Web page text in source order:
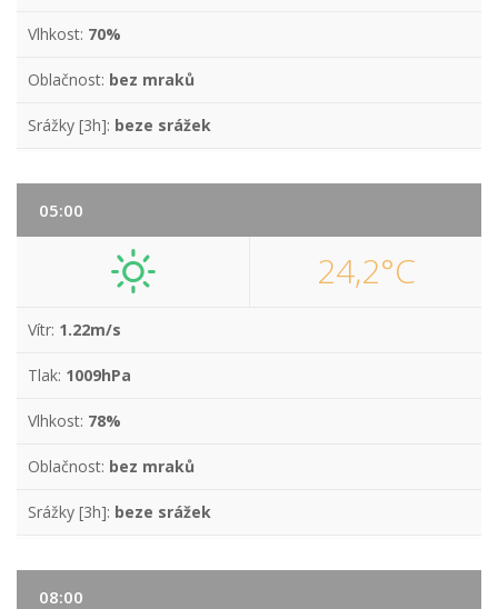
Vlhkost: 70%
Oblačnost: bez mraků
Srážky [3h]: beze srážek
05:00
24,2°C
Vítr: 1.22m/s
Tlak: 1009hPa
Vlhkost: 78%
Oblačnost: bez mraků
Srážky [3h]: beze srážek
08:00